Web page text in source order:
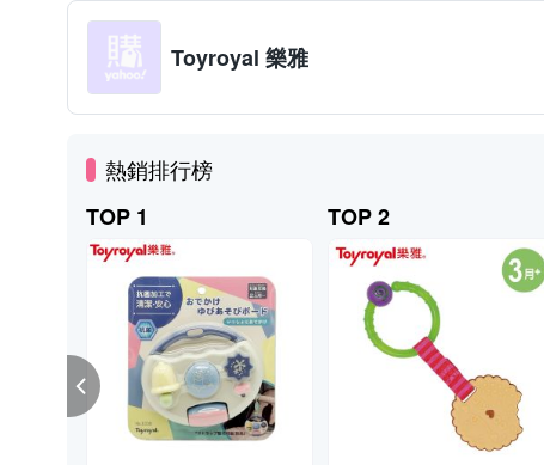
Toyroyal 樂雅
熱銷排行榜
TOP 1
TOP 2